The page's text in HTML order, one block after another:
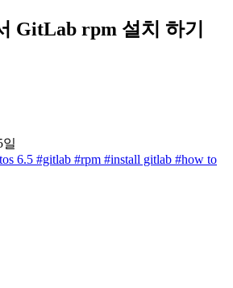
GitLab rpm 설치 하기
일
6.5 #gitlab #rpm #install gitlab #how to